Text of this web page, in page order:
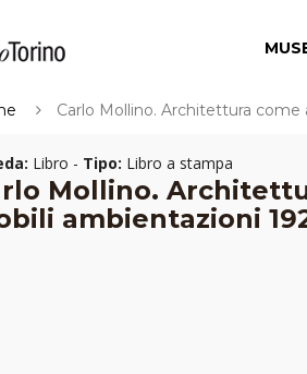
Carlo Mollino. Architettura
Libro - Tipo: Libro a stampa
Mollino.
ambientazioni